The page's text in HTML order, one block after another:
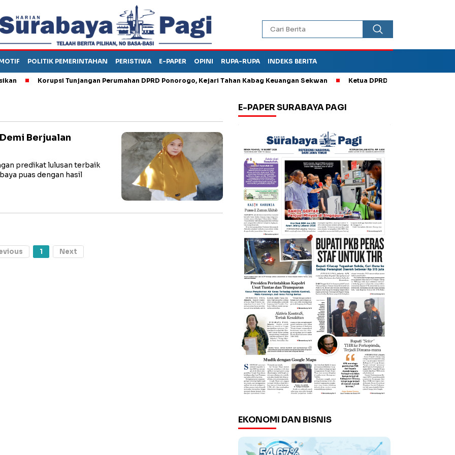
POLITIK PEMERINTAHAN PERISTIWA E-PAPER OPINI RUPA-RUPA INDEKS BERITA
Korupsi Tunjangan Perumahan DPRD Ponorogo, Kejari Tahan Kabag Keuangan Sekwan Ketua DPRD Kota Madiun Sebut
Berjualan
predikat lulusan terbaik
puas dengan hasil
1 Next
E-PAPER SURABAYA PAGI
EKONOMI DAN BISNIS